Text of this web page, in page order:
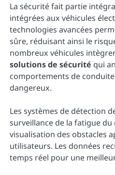
La sécurité fait partie
intégrées aux véhicules
technologies avancées
sûre, réduisant ainsi le
nombreux véhicules
solutions de sécurité qui
comportements de
dangereux.
Les systèmes de détection
surveillance de la fatigue
visualisation des obstacles
utilisateurs. Les données
temps réel pour une